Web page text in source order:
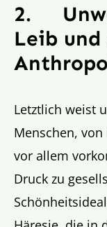
2.
Leib
Letztlich weist
Menschen,
vor allem
Druck zu